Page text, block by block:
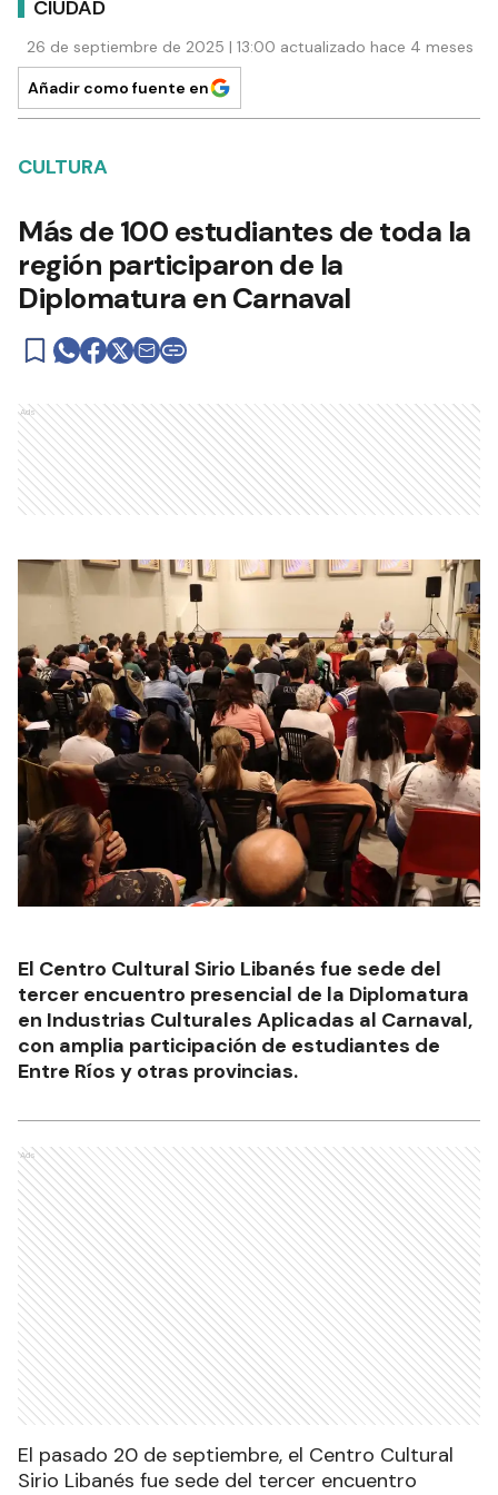
CIUDAD
26 de septiembre de 2025 | 13:00 actualizado hace 4 meses
Añadir como fuente en
CULTURA
Más de 100 estudiantes de toda la
región participaron de la
Diplomatura en Carnaval
Ads
El Centro Cultural Sirio Libanés fue sede del
tercer encuentro presencial de la Diplomatura
en Industrias Culturales Aplicadas al Carnaval,
con amplia participación de estudiantes de
Entre Ríos y otras provincias.
Ads
El pasado 20 de septiembre, el Centro Cultural
Sirio Libanés fue sede del tercer encuentro